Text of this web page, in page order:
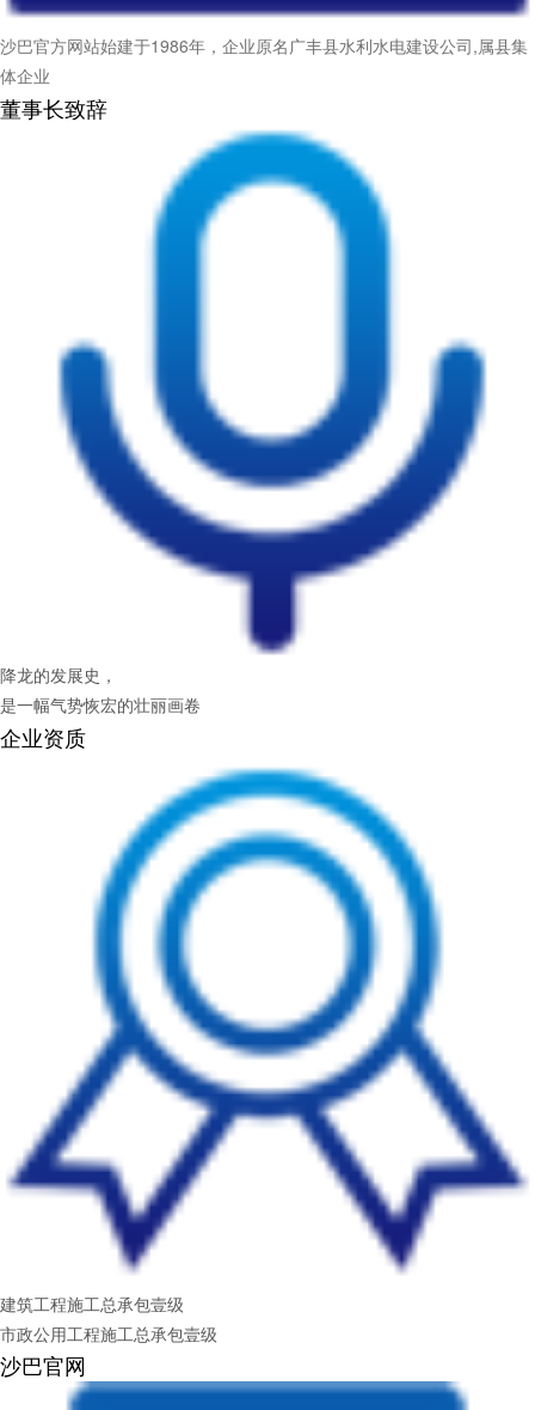
沙巴官方网站始建于1986年，企业原名广丰县水利水电建设公司,属县集
体企业
董事长致辞
降龙的发展史，
是一幅气势恢宏的壮丽画卷
企业资质
建筑工程施工总承包壹级
市政公用工程施工总承包壹级
沙巴官网